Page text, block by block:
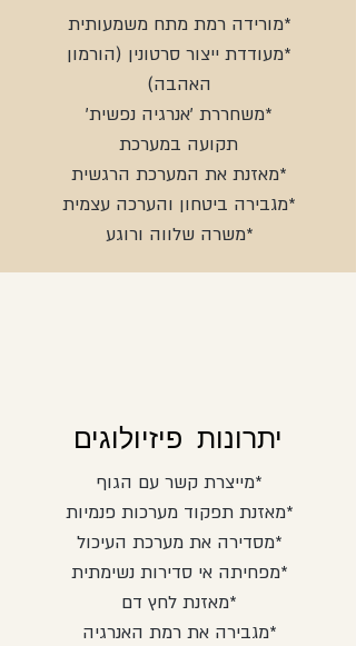
*מורידה רמת מתח משמעותית
*מעודדת ייצור סרטונין (הורמון
האהבה)
*משחררת 'אנרגיה נפשית'
תקועה במערכת
*מאזנת את המערכת הרגשית
*מגבירה ביטחון והערכה עצמית
*משרה שלווה ורוגע
יתרונות פיזיולוגים
מייצרת קשר עם הגוף*
מאזנת תפקוד מערכות פנמיות*
*מסדירה את מערכת העיכול
*מפחיתה אי סדירות נשימתית
*מאזנת לחץ דם
*מגבירה את רמת האנרגיה